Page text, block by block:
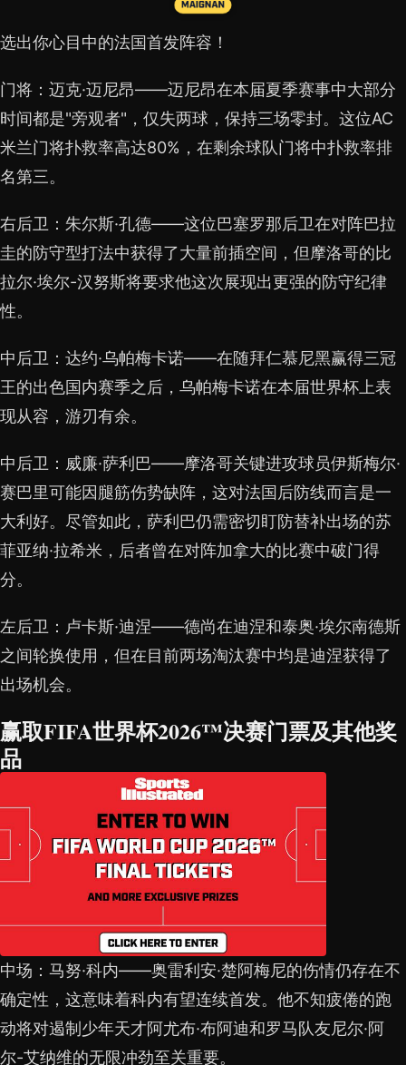
选出你心目中的法国首发阵容！
门将：迈克·迈尼昂——迈尼昂在本届夏季赛事中大部分
时间都是"旁观者"，仅失两球，保持三场零封。这位AC
米兰门将扑救率高达80%，在剩余球队门将中扑救率排
名第三。
右后卫：朱尔斯·孔德——这位巴塞罗那后卫在对阵巴拉
圭的防守型打法中获得了大量前插空间，但摩洛哥的比
拉尔·埃尔-汉努斯将要求他这次展现出更强的防守纪律
性。
中后卫：达约·乌帕梅卡诺——在随拜仁慕尼黑赢得三冠
王的出色国内赛季之后，乌帕梅卡诺在本届世界杯上表
现从容，游刃有余。
中后卫：威廉·萨利巴——摩洛哥关键进攻球员伊斯梅尔·
赛巴里可能因腿筋伤势缺阵，这对法国后防线而言是一
大利好。尽管如此，萨利巴仍需密切盯防替补出场的苏
菲亚纳·拉希米，后者曾在对阵加拿大的比赛中破门得
分。
左后卫：卢卡斯·迪涅——德尚在迪涅和泰奥·埃尔南德斯
之间轮换使用，但在目前两场淘汰赛中均是迪涅获得了
出场机会。
赢取FIFA世界杯2026™决赛门票及其他奖
品
中场：马努·科内——奥雷利安·楚阿梅尼的伤情仍存在不
确定性，这意味着科内有望连续首发。他不知疲倦的跑
动将对遏制少年天才阿尤布·布阿迪和罗马队友尼尔·阿
尔-艾纳维的无限冲劲至关重要。